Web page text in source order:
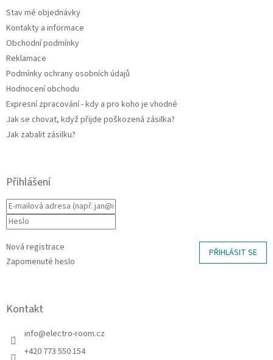
Stav mé objednávky
Kontakty a informace
Obchodní podmínky
Reklamace
Podmínky ochrany osobních údajů
Hodnocení obchodu
Expresní zpracování - kdy a pro koho je vhodné
Jak se chovat, když přijde poškozená zásilka?
Jak zabalit zásilku?
Přihlášení
PŘIHLÁSIT SE
Nová registrace
Zapomenuté heslo
Kontakt
info@electro-room.cz
+420 773 550 154